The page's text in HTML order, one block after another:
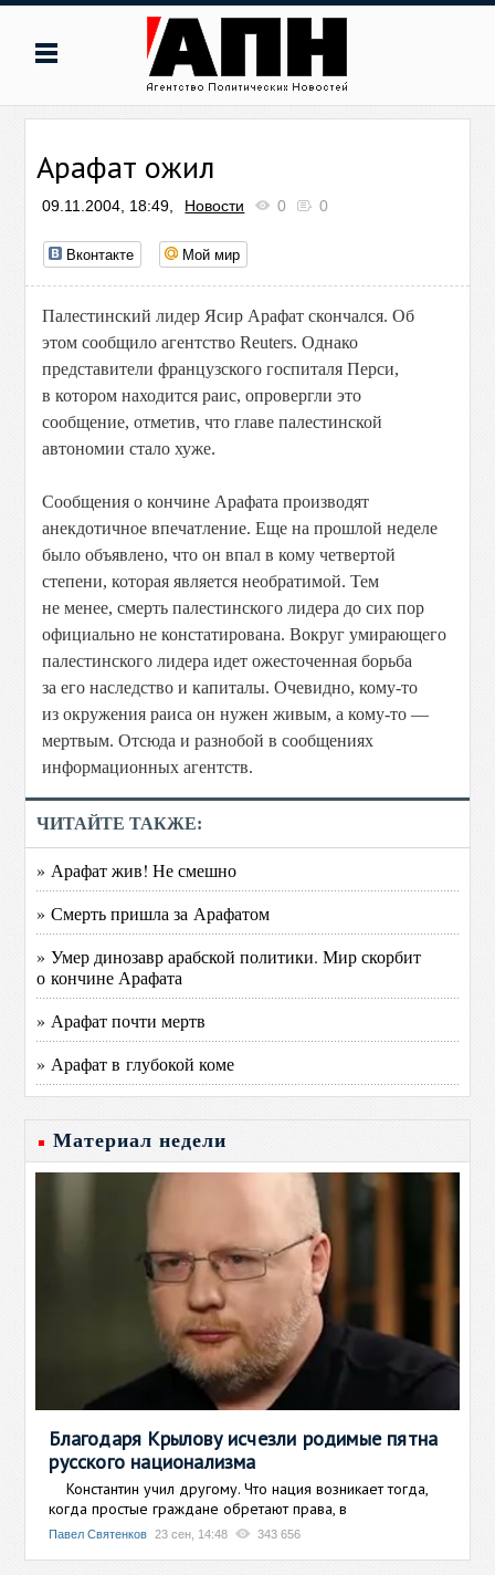
Арафат ожил
09.11.2004, 18:49, Новости 0 0
Вконтакте Мой мир
Палестинский лидер Ясир Арафат скончался. Об
этом сообщило агентство Reuters. Однако
представители французского госпиталя Перси,
в котором находится раис, опровергли это
сообщение, отметив, что главе палестинской
автономии стало хуже.
Сообщения о кончине Арафата производят
анекдотичное впечатление. Еще на прошлой неделе
было объявлено, что он впал в кому четвертой
степени, которая является необратимой. Тем
не менее, смерть палестинского лидера до сих пор
официально не констатирована. Вокруг умирающего
палестинского лидера идет ожесточенная борьба
за его наследство и капиталы. Очевидно, кому-то
из окружения раиса он нужен живым, а кому-то —
мертвым. Отсюда и разнобой в сообщениях
информационных агентств.
ЧИТАЙТЕ ТАКЖЕ:
» Арафат жив! Не смешно
» Смерть пришла за Арафатом
» Умер динозавр арабской политики. Мир скорбит
о кончине Арафата
» Арафат почти мертв
» Арафат в глубокой коме
Материал недели
Благодаря Крылову исчезли родимые пятна
русского национализма
Константин учил другому. Что нация возникает тогда,
когда простые граждане обретают права, в
Павел Святенков 23 сен, 14:48 343 656